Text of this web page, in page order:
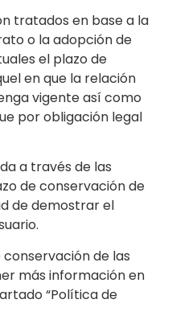
tratados en base a la
o la adopción de
el plazo de
en que la relación
vigente así como
por obligación legal
a través de las
de conservación de
de demostrar el
conservación de las
más información en
“Política de